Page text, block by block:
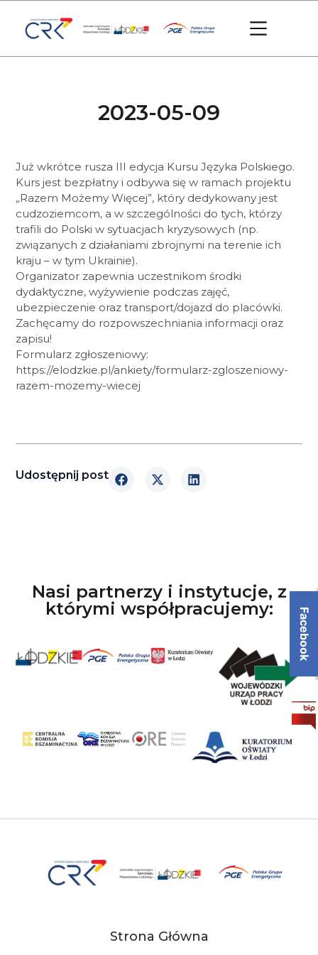
Facebook
2023-05-09
Już wkrótce rusza III edycja Kursu Języka Polskiego.
Kurs jest bezpłatny i odbywa się w ramach projektu
„Razem Możemy Więcej”, który dedykowany jest
cudzoziemcom, a w szczególności do tych, którzy
trafili do Polski w sytuacjach kryzysowych (np.
związanych z działaniami zbrojnymi na terenie ich
kraju – w tym Ukrainie).
Organizator zapewnia uczestnikom środki
dydaktyczne, wyżywienie podczas zajęć,
ubezpieczenie oraz transport/dojazd do placówki.
Zachęcamy do rozpowszechniania informacji oraz
zapisu!
Formularz zgłoszeniowy:
https://elodzkie.pl/ankiety/formularz-zgloszeniowy-
razem-mozemy-wiecej
Udostępnij post
Nasi partnerzy i instytucje, z
którymi współpracujemy:
Strona Główna